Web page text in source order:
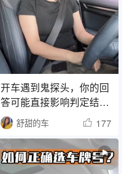
开车遇到鬼探头，你的回
答可能直接影响判定结
果！舒甜的车 177